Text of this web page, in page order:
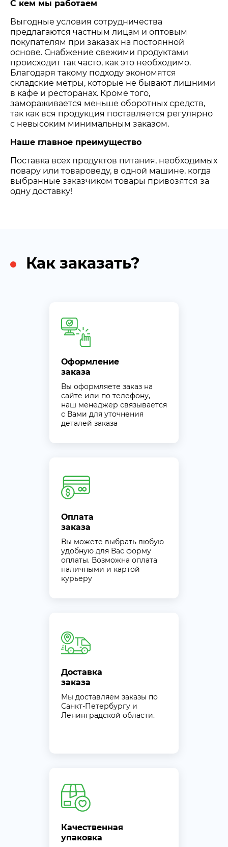
С кем мы работаем
Выгодные условия сотрудничества
предлагаются частным лицам и оптовым
покупателям при заказах на постоянной
основе. Снабжение свежими продуктами
происходит так часто, как это необходимо.
Благодаря такому подходу экономятся
складские метры, которые не бывают лишними
в кафе и ресторанах. Кроме того,
замораживается меньше оборотных средств,
так как вся продукция поставляется регулярно
с невысоким минимальным заказом.
Наше главное преимущество
Поставка всех продуктов питания, необходимых
повару или товароведу, в одной машине, когда
выбранные заказчиком товары привозятся за
одну доставку!
Как заказать?
Оформление
заказа
Вы оформляете заказ на
сайте или по телефону,
наш менеджер связывается
с Вами для уточнения
деталей заказа
Оплата
заказа
Вы можете выбрать любую
удобную для Вас форму
оплаты. Возможна оплата
наличными и картой
курьеру
Доставка
заказа
Мы доставляем заказы по
Санкт-Петербургу и
Ленинградской области.
Качественная
упаковка